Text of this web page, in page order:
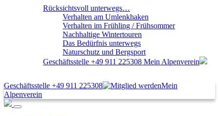
Rücksichtsvoll unterwegs…
Verhalten am Umlenkhaken
Verhalten im Frühling / Frühsommer
Nachhaltige Wintertouren
Das Bedürfnis unterwegs
Naturschutz und Bergsport
Geschäftsstelle +49 911 225308 Mein Alpenverein
Geschäftsstelle +49 911 225308
Mein
Alpenverein